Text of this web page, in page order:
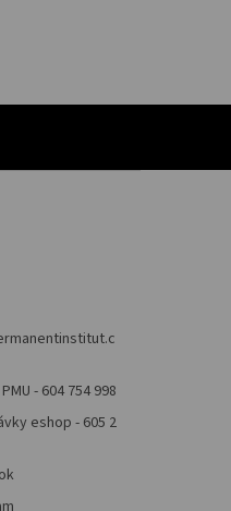
- 604 754 998
eshop - 605 2